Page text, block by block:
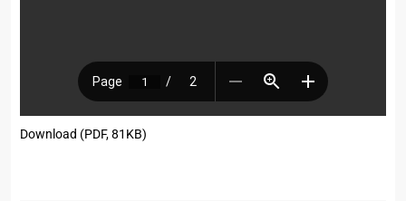
Download (PDF, 81KB)